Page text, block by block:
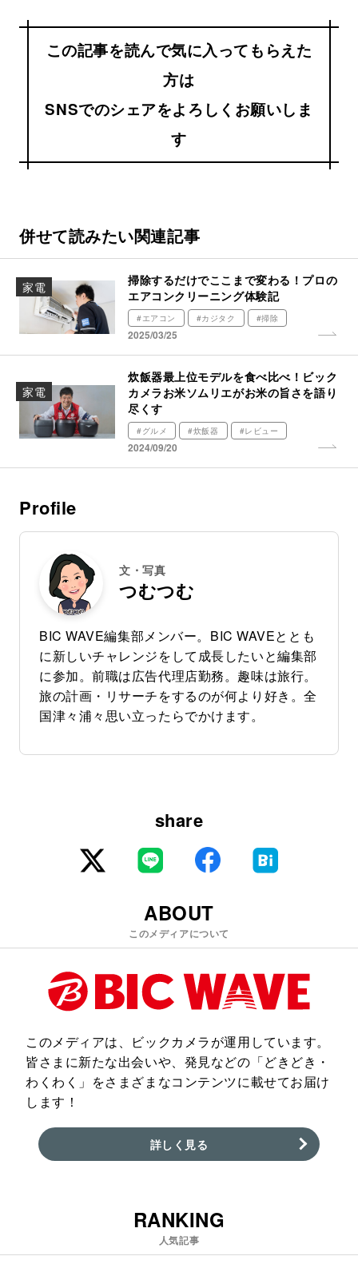
この記事を読んで気に入ってもらえた
方は
SNSでのシェアをよろしくお願いしま
す
併せて読みたい関連記事
家電
掃除するだけでここまで変わる！プロの
エアコンクリーニング体験記
2025/03/25
#エアコン #カジタク #掃除
家電
炊飯器最上位モデルを食べ比べ！ビック
カメラお米ソムリエがお米の旨さを語り
尽くす
2024/09/20
#グルメ #炊飯器 #レビュー
Profile
文・写真
つむつむ
BIC WAVE編集部メンバー。BIC WAVEととも
に新しいチャレンジをして成長したいと編集部
に参加。前職は広告代理店勤務。趣味は旅行。
旅の計画・リサーチをするのが何より好き。全
国津々浦々思い立ったらでかけます。
share
ABOUT
このメディアについて
このメディアは、ビックカメラが運用しています。
皆さまに新たな出会いや、発見などの「どきどき・
わくわく」をさまざまなコンテンツに載せてお届け
します！
詳しく見る
RANKING
人気記事